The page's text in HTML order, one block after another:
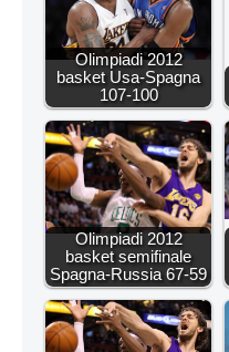
Olimpiadi 2012
basket Usa-Spagna
107-100
Olimpiadi 2012
basket semifinale
Spagna-Russia 67-59